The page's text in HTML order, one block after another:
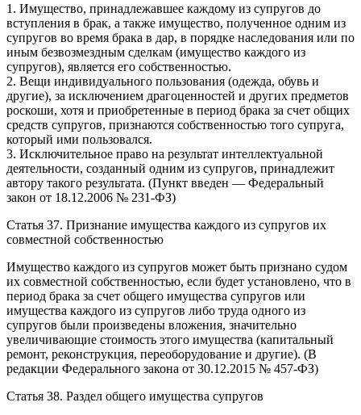
1. Имущество, принадлежавшее каждому из супругов до
вступления в брак, а также имущество, полученное одним из
супругов во время брака в дар, в порядке наследования или по
иным безвозмездным сделкам (имущество каждого из
супругов), является его собственностью.
2. Вещи индивидуального пользования (одежда, обувь и
другие), за исключением драгоценностей и других предметов
роскоши, хотя и приобретенные в период брака за счет общих
средств супругов, признаются собственностью того супруга,
который ими пользовался.
3. Исключительное право на результат интеллектуальной
деятельности, созданный одним из супругов, принадлежит
автору такого результата. (Пункт введен — Федеральный
закон от 18.12.2006 № 231-ФЗ)
Статья 37. Признание имущества каждого из супругов их
совместной собственностью
Имущество каждого из супругов может быть признано судом
их совместной собственностью, если будет установлено, что в
период брака за счет общего имущества супругов или
имущества каждого из супругов либо труда одного из
супругов были произведены вложения, значительно
увеличивающие стоимость этого имущества (капитальный
ремонт, реконструкция, переоборудование и другие). (В
редакции Федерального закона от 30.12.2015 № 457-ФЗ)
Статья 38. Раздел общего имущества супругов